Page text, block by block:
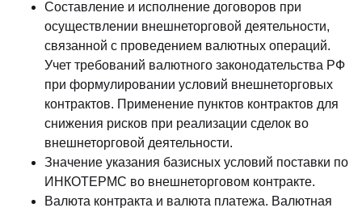
Составление и исполнение договоров при
осуществлении внешнеторговой деятельности,
связанной с проведением валютных операций.
Учет требований валютного законодательства РФ
при формулировании условий внешнеторговых
контрактов. Применение пунктов контрактов для
снижения рисков при реализации сделок во
внешнеторговой деятельности.
Значение указания базисных условий поставки по
ИНКОТЕРМС во внешнеторговом контракте.
Валюта контракта и валюта платежа. Валютная